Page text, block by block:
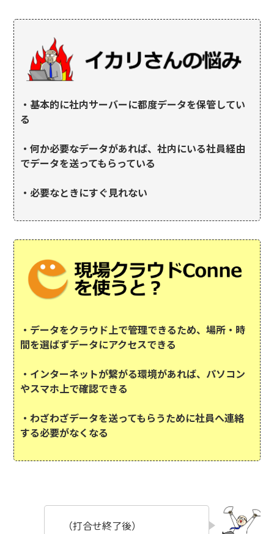
・基本的に社内サーバーに都度データを保管してい
る
・何か必要なデータがあれば、社内にいる社員経由
でデータを送ってもらっている
・必要なときにすぐ見れない
・データをクラウド上で管理できるため、場所・時
間を選ばずデータにアクセスできる
・インターネットが繋がる環境があれば、パソコン
やスマホ上で確認できる
・わざわざデータを送ってもらうために社員へ連絡
する必要がなくなる
（打合せ終了後）